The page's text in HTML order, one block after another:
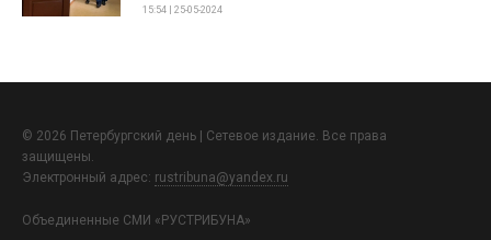
15:54 | 25-05-2024
© 2026 Петербургский день | Сетевое издание. Все права
защищены.
Электронный адрес: rustribuna@yandex.ru
Объединенные СМИ «РУСТРИБУНА»